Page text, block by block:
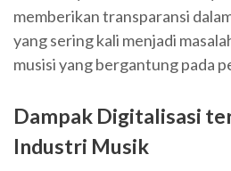
memberikan transparansi
yang sering kali menjadi
musisi yang bergantung pada
Dampak Digitalisasi
Industri Musik